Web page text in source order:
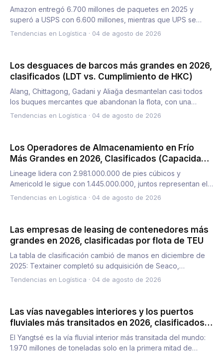
Amazon entregó 6.700 millones de paquetes en 2025 y
superó a USPS con 6.600 millones, mientras que UPS se
quedó en 4.400…
Tendencias en Logística · 04 de agosto de 2026
Los desguaces de barcos más grandes en 2026,
clasificados (LDT vs. Cumplimiento de HKC)
Alang, Chittagong, Gadani y Aliağa desmantelan casi todos
los buques mercantes que abandonan la flota, con una
capacidad…
Tendencias en Logística · 04 de agosto de 2026
Los Operadores de Almacenamiento en Frío
Más Grandes en 2026, Clasificados (Capacidad
vs. Red)
Lineage lidera con 2.981.000.000 de pies cúbicos y
Americold le sigue con 1.445.000.000, juntos representan el
58,1 por…
Tendencias en Logística · 04 de agosto de 2026
Las empresas de leasing de contenedores más
grandes en 2026, clasificadas por flota de TEU
La tabla de clasificación cambió de manos en diciembre de
2025: Textainer completó su adquisición de Seaco,
combinando 4…
Tendencias en Logística · 04 de agosto de 2026
Las vías navegables interiores y los puertos
fluviales más transitados en 2026, clasificados
(tonelaje vs. riesgo de calado)
El Yangtsé es la vía fluvial interior más transitada del mundo:
1.970 millones de toneladas solo en la primera mitad de…